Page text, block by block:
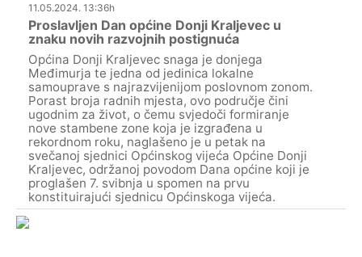
11.05.2024. 13:36h
Proslavljen Dan općine Donji Kraljevec u
znaku novih razvojnih postignuća
Općina Donji Kraljevec snaga je donjega
Međimurja te jedna od jedinica lokalne
samouprave s najrazvijenijom poslovnom zonom.
Porast broja radnih mjesta, ovo područje čini
ugodnim za život, o čemu svjedoči formiranje
nove stambene zone koja je izgrađena u
rekordnom roku, naglašeno je u petak na
svečanoj sjednici Općinskog vijeća Općine Donji
Kraljevec, održanoj povodom Dana općine koji je
proglašen 7. svibnja u spomen na prvu
konstituirajući sjednicu Općinskoga vijeća.